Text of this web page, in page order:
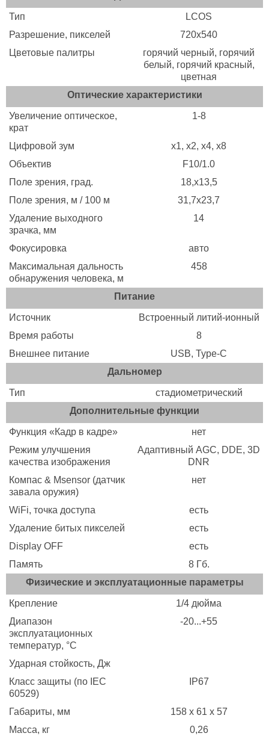
Тип
LCOS
Разрешение, пикселей
720х540
Цветовые палитры
горячий черный, горячий
белый, горячий красный,
цветная
Оптические характеристики
Увеличение оптическое,
крат
1-8
Цифровой зум
х1, x2, x4, х8
Объектив
F10/1.0
Поле зрения, град.
18,x13,5
Поле зрения, м / 100 м
31,7х23,7
Удаление выходного
зрачка, мм
14
Фокусировка
авто
Максимальная дальность
обнаружения человека, м
458
Питание
Источник
Встроенный литий-ионный
Время работы
8
Внешнее питание
USB, Type-C
Дальномер
Тип
стадиометрический
Дополнительные функции
Функция «Кадр в кадре»
нет
Режим улучшения
качества изображения
Адаптивный AGC, DDE, 3D
DNR
Компас & Msensor (датчик
завала оружия)
нет
WiFi, точка доступа
есть
Удаление битых пикселей
есть
Display OFF
есть
Память
8 Гб.
Физические и эксплуатационные параметры
Крепление
1/4 дюйма
Диапазон
эксплуатационных
температур, °C
-20...+55
Ударная стойкость, Дж
Класс защиты (по IEC
60529)
IP67
Габариты, мм
158 x 61 x 57
Масса, кг
0,26